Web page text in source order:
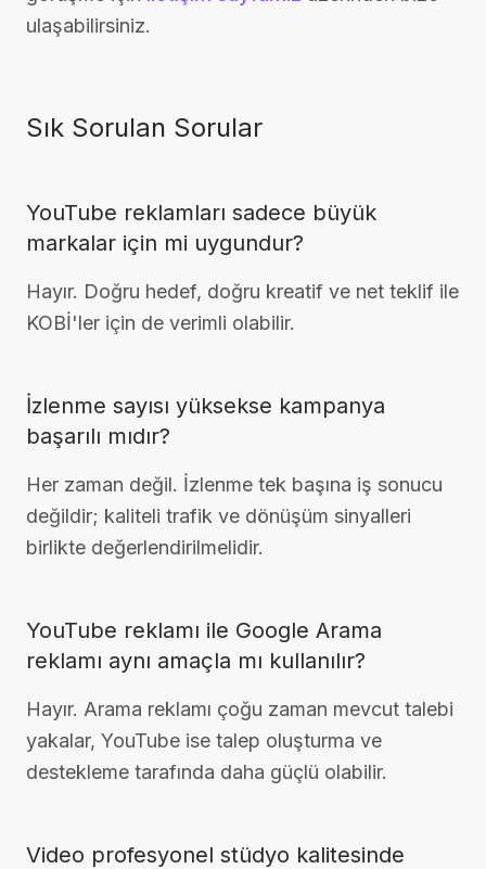
ulaşabilirsiniz.
Sık Sorulan Sorular
YouTube reklamları sadece büyük
markalar için mi uygundur?
Hayır. Doğru hedef, doğru kreatif ve net teklif ile
KOBİ'ler için de verimli olabilir.
İzlenme sayısı yüksekse kampanya
başarılı mıdır?
Her zaman değil. İzlenme tek başına iş sonucu
değildir; kaliteli trafik ve dönüşüm sinyalleri
birlikte değerlendirilmelidir.
YouTube reklamı ile Google Arama
reklamı aynı amaçla mı kullanılır?
Hayır. Arama reklamı çoğu zaman mevcut talebi
yakalar, YouTube ise talep oluşturma ve
destekleme tarafında daha güçlü olabilir.
Video profesyonel stüdyo kalitesinde